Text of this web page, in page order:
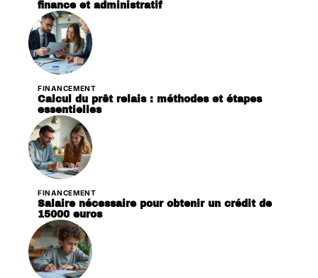
finance et administratif
FINANCEMENT
Calcul du prêt relais : méthodes et étapes
essentielles
FINANCEMENT
Salaire nécessaire pour obtenir un crédit de
15000 euros